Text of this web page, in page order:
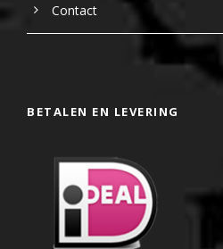
Contact
BETALEN EN LEVERING